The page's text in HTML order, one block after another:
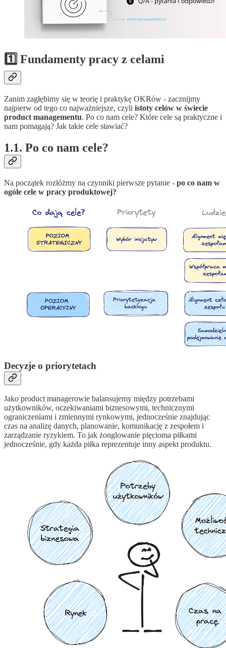
1️⃣ Fundamenty pracy z celami
Zanim zagłębimy się w teorię i praktykę OKRów - zacznijmy
najpierw od tego co najważniejsze, czyli istoty celów w świecie
product managementu. Po co nam cele? Które cele są praktyczne i
nam pomagają? Jak takie cele stawiać?
1.1. Po co nam cele?
Na początek rozłóżmy na czynniki pierwsze pytanie - po co nam w
ogóle cele w pracy produktowej?
Decyzje o priorytetach
Jako product managerowie balansujemy między potrzebami
użytkowników, oczekiwaniami biznesowymi, technicznymi
ograniczeniami i zmiennymi rynkowymi, jednocześnie znajdując
czas na analizę danych, planowanie, komunikację z zespołem i
zarządzanie ryzykiem. To jak żonglowanie pięcioma piłkami
jednocześnie, gdy każda piłka reprezentuje inny aspekt produktu.